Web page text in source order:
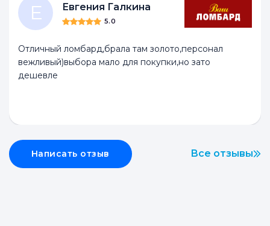
Все отзывы
Е Евгения Галкина
5.0
Отличный ломбард,брала там золото,персонал
вежливый)выбора мало для покупки,но зато
дешевле
Написать отзыв